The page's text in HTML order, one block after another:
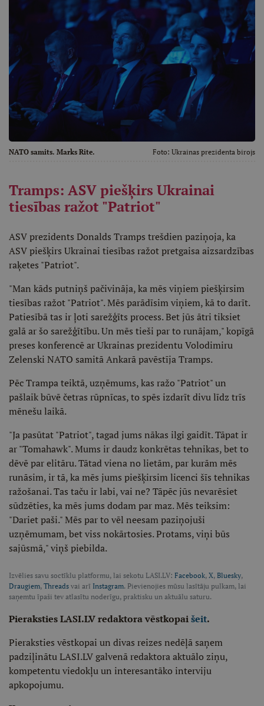
NATO samits. Marks Rite. Foto: Ukrainas prezidenta birojs
Tramps: ASV piešķirs Ukrainai
tiesības ražot "Patriot"
ASV prezidents Donalds Tramps trešdien paziņoja, ka
ASV piešķirs Ukrainai tiesības ražot pretgaisa aizsardzības
raķetes "Patriot".
"Man kāds putniņš pačivināja, ka mēs viņiem piešķirsim
tiesības ražot "Patriot". Mēs parādīsim viņiem, kā to darīt.
Patiesībā tas ir ļoti sarežģīts process. Bet jūs ātri tiksiet
galā ar šo sarežģītību. Un mēs tieši par to runājam," kopīgā
preses konferencē ar Ukrainas prezidentu Volodimiru
Zelenski NATO samitā Ankarā pavēstīja Tramps.
Pēc Trampa teiktā, uzņēmums, kas ražo "Patriot" un
pašlaik būvē četras rūpnīcas, to spēs izdarīt divu līdz trīs
mēnešu laikā.
"Ja pasūtat "Patriot", tagad jums nākas ilgi gaidīt. Tāpat ir
ar "Tomahawk". Mums ir daudz konkrētas tehnikas, bet to
dēvē par elitāru. Tātad viena no lietām, par kurām mēs
runāsim, ir tā, ka mēs jums piešķirsim licenci šīs tehnikas
ražošanai. Tas taču ir labi, vai ne? Tāpēc jūs nevarēsiet
sūdzēties, ka mēs jums dodam par maz. Mēs teiksim:
"Dariet paši." Mēs par to vēl neesam paziņojuši
uzņēmumam, bet viss nokārtosies. Protams, viņi būs
sajūsmā," viņš piebilda.
Izvēlies savu soctīklu platformu, lai sekotu LASI.LV: Facebook, X, Bluesky,
Draugiem, Threads vai arī Instagram. Pievienojies mūsu lasītāju pulkam, lai
saņemtu īpaši tev atlasītu noderīgu, praktisku un aktuālu saturu.
Pieraksties LASI.LV redaktora vēstkopaišeit.
Pieraksties vēstkopai un divas reizes nedēļā saņem
padziļinātu LASI.LV galvenā redaktora aktuālo ziņu,
kompetentu viedokļu un interesantāko interviju
apkopojumu.